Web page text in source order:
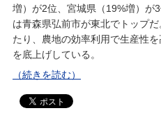
増）が2位、宮城県（19%増）が
は青森県弘前市が東北でトップ
たり、農地の効率利用で生産性
を底上げしている。
（続きを読む）